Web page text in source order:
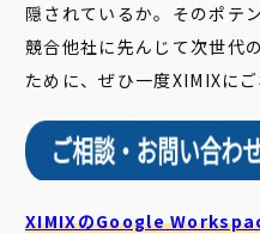
隠されているか。そのポテ
競合他社に先んじて次世代
ために、ぜひ一度XIMIXにご
XIMIXのGoogle